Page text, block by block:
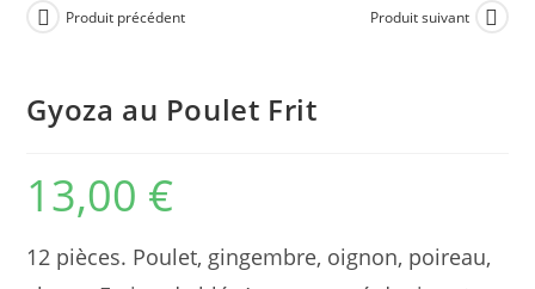
content
Produit précédent Produit suivant
Gyoza au Poulet Frit
13,00 €
12 pièces. Poulet, gingembre, oignon, poireau,